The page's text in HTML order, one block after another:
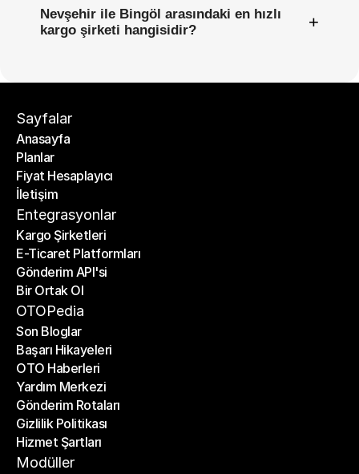
Nevşehir ile Bingöl arasındaki en hızlı
kargo şirketi hangisidir?
+
Sayfalar
Anasayfa
Anasayfa
Planlar
Planlar
Fiyat Hesaplayıcı
Fiyat Hesaplayıcı
İletişim
İletişim
Entegrasyonlar
Kargo Şirketleri
Kargo Şirketleri
E-Ticaret Platformları
E-Ticaret Platformları
Gönderim API'si
Gönderim API'si
Bir Ortak Ol
Bir Ortak Ol
OTOPedia
Son Bloglar
Son Bloglar
Başarı Hikayeleri
Başarı Hikayeleri
OTO Haberleri
OTO Haberleri
Yardım Merkezi
Yardım Merkezi
Gönderim Rotaları
Gönderim Rotaları
Gizlilik Politikası
Gizlilik Politikası
Hizmet Şartları
Hizmet Şartları
Modüller